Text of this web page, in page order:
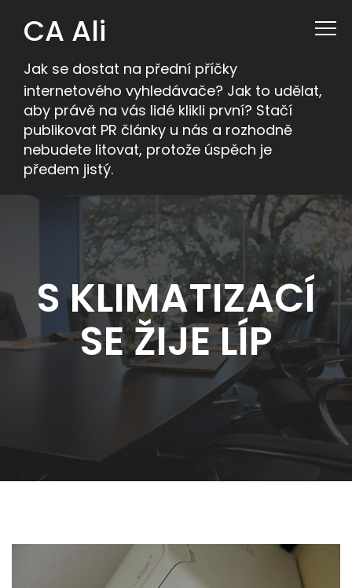
CA Ali
Jak se dostat na přední příčky
internetového vyhledávače? Jak to udělat,
aby právě na vás lidé klikli první? Stačí
publikovat PR články u nás a rozhodně
nebudete litovat, protože úspěch je
předem jistý.
S KLIMATIZACÍ
SE ŽIJE LÍP